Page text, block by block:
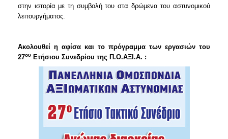
ΠΟΛΙΤΙΣΜΟΣ
ΠΟΛΗ
στην ιστορία με τη συμβολή του στα δρώμενα του αστυνομικού
λειτουργήματος.
Ακολουθεί η αφίσα και το πρόγραμμα των εργασιών του
27ου Ετήσιου Συνεδρίου της Π.Ο.ΑΞΙ.Α. :